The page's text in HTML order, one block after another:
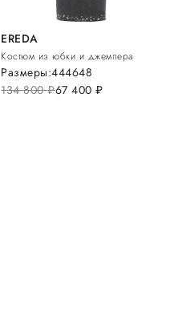
EREDA
Костюм из юбки и джемпера
134 800руб.67 400руб.
Размеры:444648